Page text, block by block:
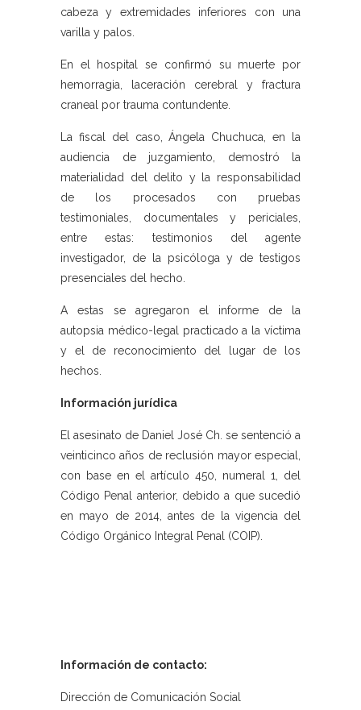
cabeza y extremidades inferiores con una
varilla y palos.
En el hospital se confirmó su muerte por
hemorragia, laceración cerebral y fractura
craneal por trauma contundente.
La fiscal del caso, Ángela Chuchuca, en la
audiencia de juzgamiento, demostró la
materialidad del delito y la responsabilidad
de los procesados con pruebas
testimoniales, documentales y periciales,
entre estas: testimonios del agente
investigador, de la psicóloga y de testigos
presenciales del hecho.
A estas se agregaron el informe de la
autopsia médico-legal practicado a la víctima
y el de reconocimiento del lugar de los
hechos.
Información jurídica
El asesinato de Daniel José Ch. se sentenció a
veinticinco años de reclusión mayor especial,
con base en el artículo 450, numeral 1, del
Código Penal anterior, debido a que sucedió
en mayo de 2014, antes de la vigencia del
Código Orgánico Integral Penal (COIP).
Información de contacto:
Dirección de Comunicación Social